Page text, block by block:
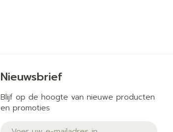
Nieuwsbrief
Blijf op de hoogte van nieuwe producten
en promoties
E-mail adres